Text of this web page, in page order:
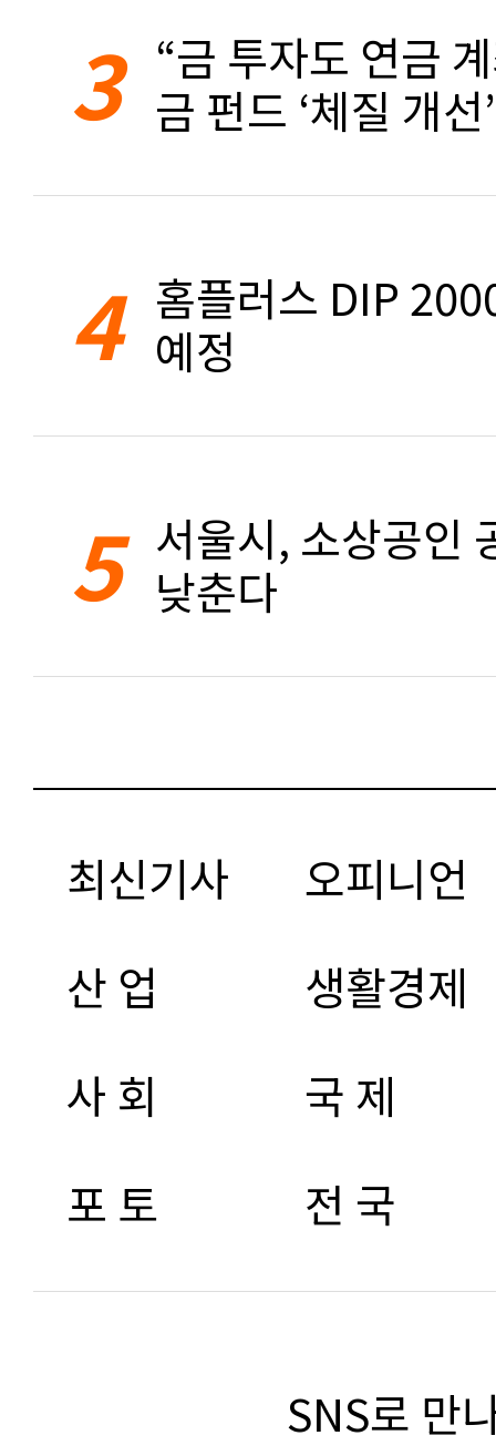
3 “금 투자도 연금
금 펀드 ‘체질 개선’
4 홈플러스 DIP
예정
5 서울시, 소상공인
낮춘다
최신기사
오피니언
산 업
생활경제
사 회
국 제
포 토
전 국
SNS로 만